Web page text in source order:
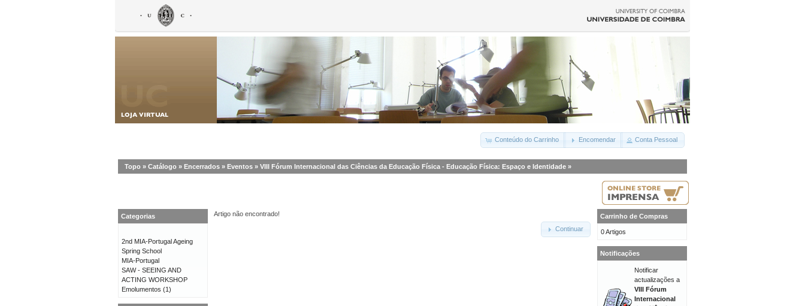
Conteúdo do Carrinho Encomendar Conta Pessoal
Topo » Catálogo » Encerrados » Eventos » VIII Fórum Internacional das Ciências da Educação Física - Educação Física: Espaço e Identidade »
Artigo não encontrado!
Continuar
Categorias
2nd MIA-Portugal Ageing
Spring School
MIA-Portugal
SAW - SEEING AND
ACTING WORKSHOP
Emolumentos (1)
Carrinho de Compras
0 Artigos
Notificações
Notificar
actualizações a
VIII Fórum
Internacional